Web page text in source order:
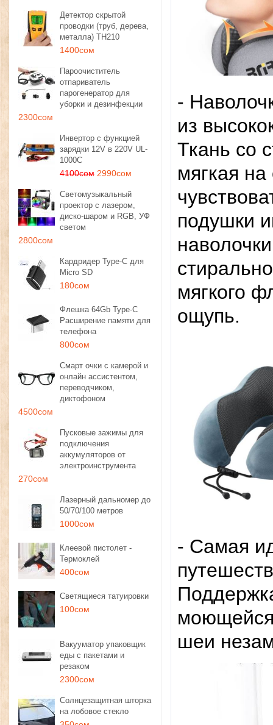
Детектор скрытой
проводки (труб, дерева,
металла) TH210
1400сом
Пароочиститель
отпариватель
парогенератор для
уборки и дезинфекции
2300сом
Инвертор с функцией
зарядки 12V в 220V UL-
1000C
4100сом 2990сом
Светомузыкальный
проектор с лазером,
диско-шаром и RGB, УФ
светом
2800сом
Кардридер Type-C для
Micro SD
180сом
Флешка 64Gb Type-C
Расширение памяти для
телефона
800сом
Смарт очки с камерой и
онлайн ассистентом,
переводчиком,
диктофоном
4500сом
Пусковые зажимы для
подключения
аккумуляторов от
электроинструмента
270сом
Лазерный дальномер до
50/70/100 метров
1000сом
Клеевой пистолет -
Термоклей
400сом
Светящиеся татуировки
100сом
Вакууматор упаковщик
еды с пакетами и
резаком
2300сом
Солнцезащитная шторка
на лобовое стекло
-
из
Ткань со
мягкая
подушки
мягкого
ощупь.
- Самая
шеи